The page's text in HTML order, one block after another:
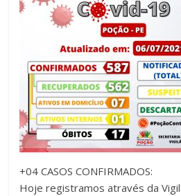
+04 CASOS CONFIRMADOS:
Hoje registramos através da